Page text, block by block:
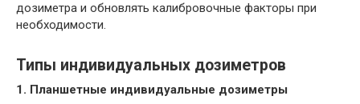
дозиметра и обновлять калибровочные факторы при
необходимости.
Типы индивидуальных дозиметров
1. Планшетные индивидуальные дозиметры